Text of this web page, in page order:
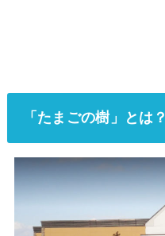
「たまごの樹」とは？